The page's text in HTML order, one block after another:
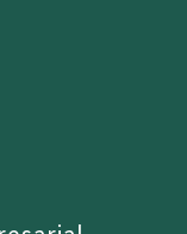
énfasis en